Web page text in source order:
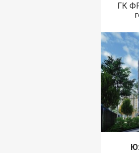
ГК